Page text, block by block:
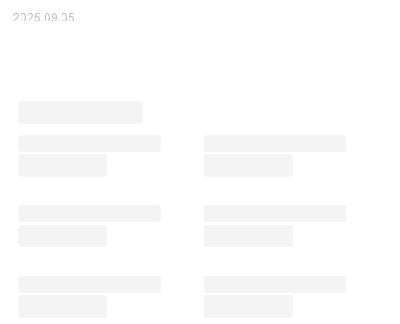
2025.09.05